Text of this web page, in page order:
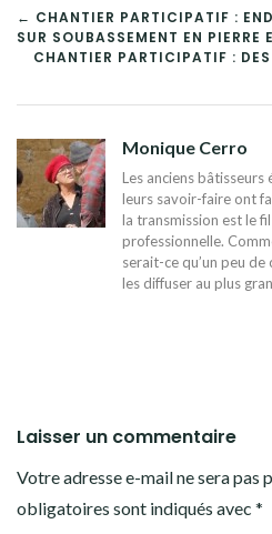
NAVIGATION
DE
L’ARTICLE
← CHANTIER PARTICIPATIF :
SUR SOUBASSEMENT EN PIERRE
CHANTIER PARTICIPATIF :
Monique Cerro
Les anciens
leurs savoir-faire ont
la transmission est le
professionnelle.
serait-ce qu’un peu
les diffuser au plus
Laisser un commentaire
Votre adresse e-mail ne sera pas
obligatoires sont indiqués avec *